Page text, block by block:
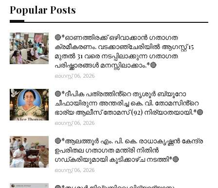
Popular Posts
🔴*ഓണത്തിരക്ക് ഒഴിവാക്കാൻ ഗതാഗത
ക്രമീകരണം. വടക്കാഞ്ചേരിയിൽ ആഗസ്റ്റ് 15
മുതല്‍ 31 വരെ നടപ്പിലാക്കുന്ന ഗതാഗത
പരിഷ്ക്കാരങ്ങൾ മനസ്സിലാക്കാം.*🔴
ഓഗസ്റ്റ് 06, 2026
🟣*ദീപിക പത്രത്തിൻ്റെ തൃശൂർ ബ്യൂറോ
ചീഫായിരുന്ന അന്തരിച്ച കെ. വി. തോമസിൻ്റെ
ഭാര്യ ആലീസ് തോമസ് (92) നിര്യാതയായി.*🟣
ഓഗസ്റ്റ് 06, 2026
🔴*ആലത്തൂർ എം. പി. കെ. രാധാകൃഷ്ണൻ കേന്ദ്ര
ഉപരിതല ഗതാഗത മന്ത്രി നിതിൻ
ഗഡ്കരിയുമായി കൂടിക്കാഴ്ച നടത്തി*🔴
ഓഗസ്റ്റ് 06, 2026